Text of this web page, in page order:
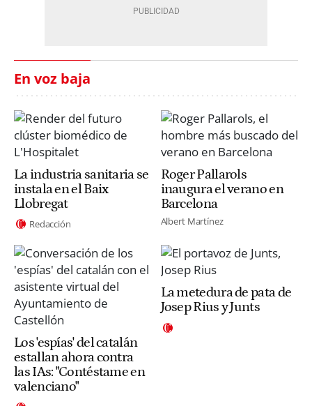
En voz baja
La industria sanitaria se
instala en el Baix
Llobregat
Redacción
Roger Pallarols
inaugura el verano en
Barcelona
Albert Martínez
Los 'espías' del catalán
estallan ahora contra
las IAs: "Contéstame en
valenciano"
La metedura de pata de
Josep Rius y Junts